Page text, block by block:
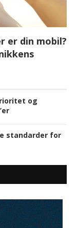
er din mobil?
og
standarder for